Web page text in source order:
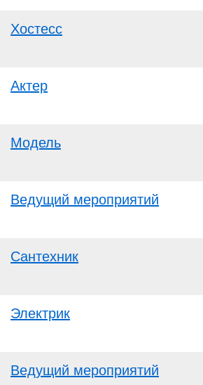
Хостесс
Актер
Модель
Ведущий мероприятий
Сантехник
Электрик
Ведущий мероприятий